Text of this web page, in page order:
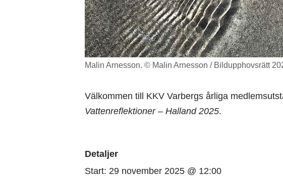
Malin Arnesson. © Malin Arnesson / Bildupphovsrätt
Välkommen till KKV Varbergs årliga
Vattenreflektioner – Halland 2025.
Detaljer
Start: 29 november 2025 @ 12:00